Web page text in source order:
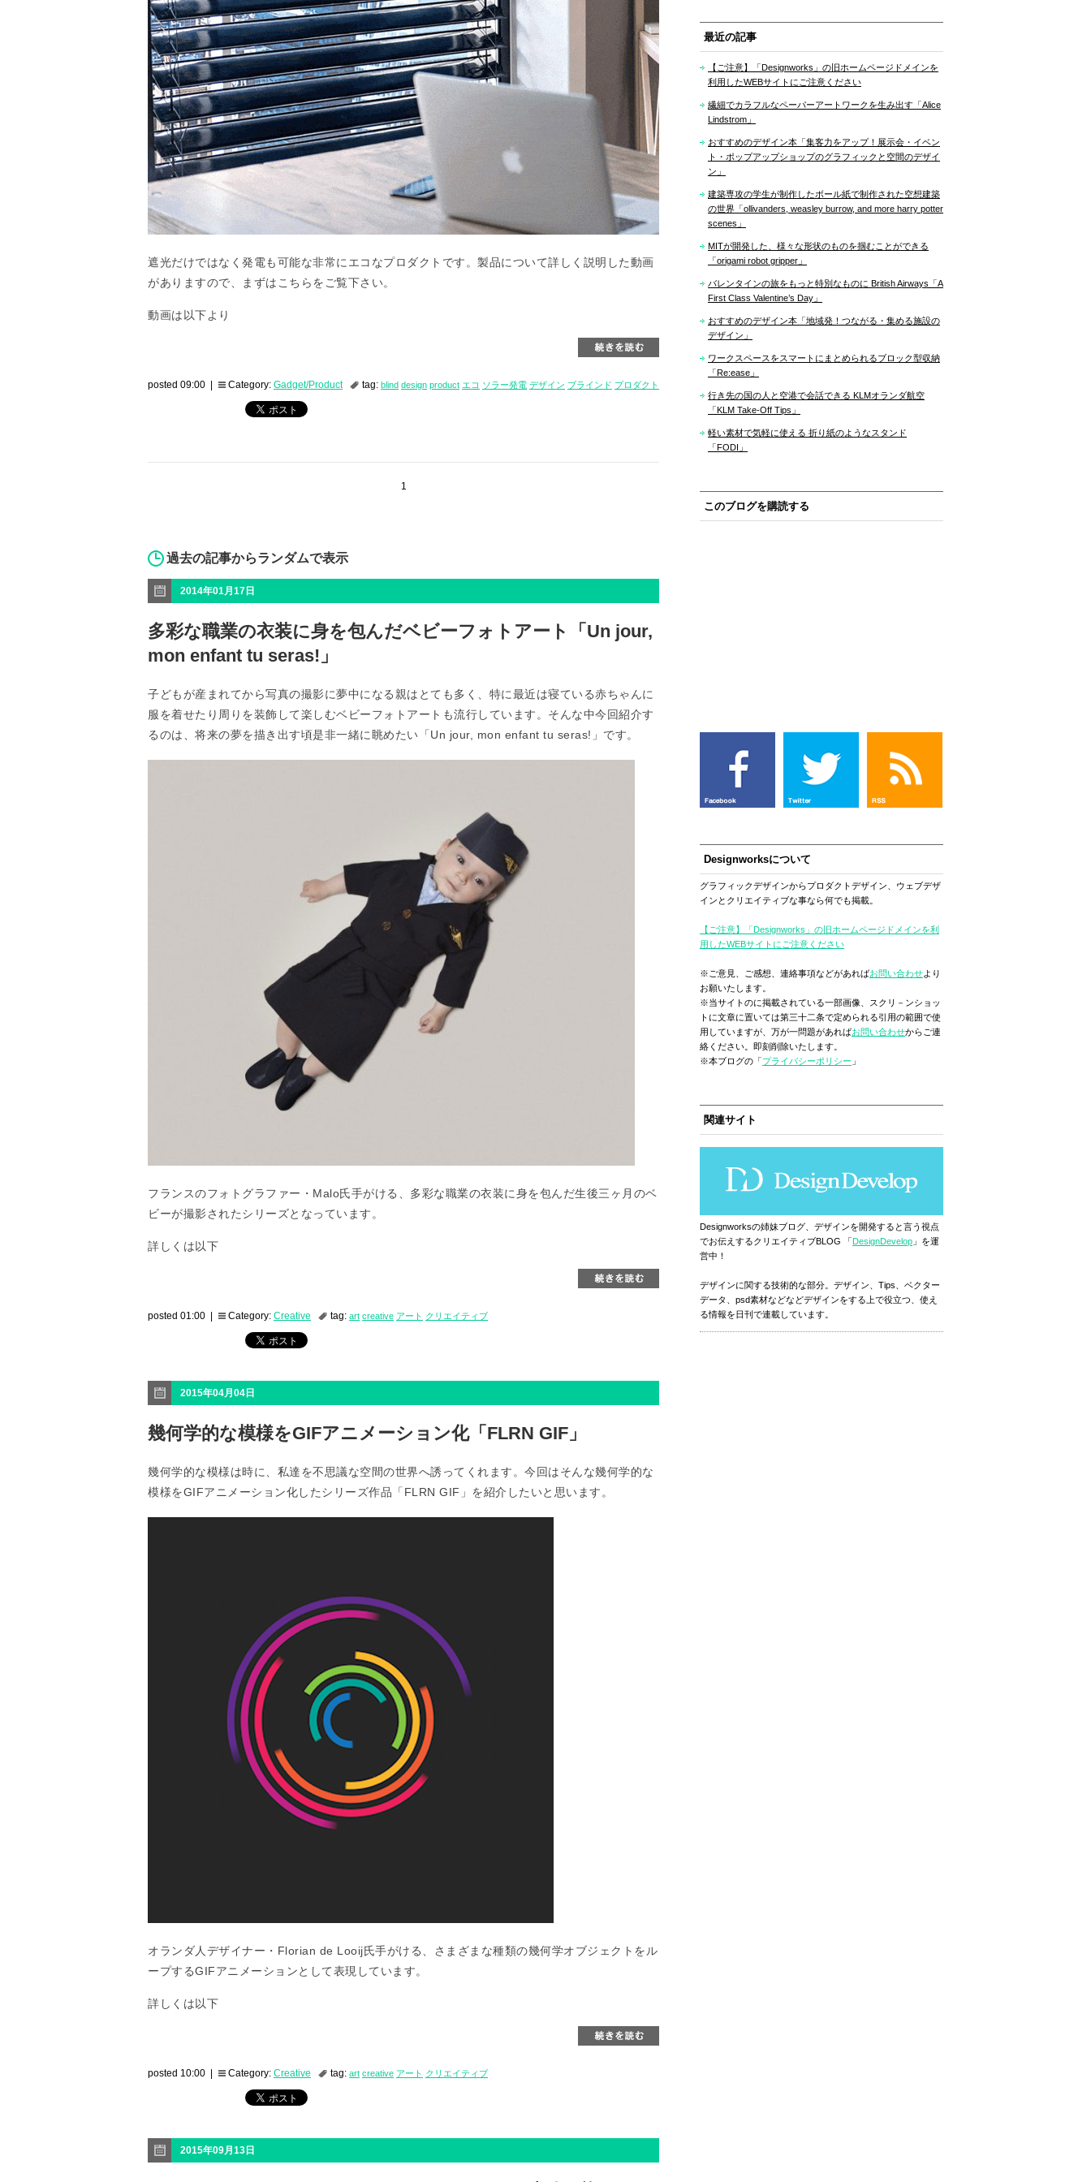
遮光だけではなく発電も可能な非常にエコなプロダクトです。製品について詳しく説明した動画
がありますので、まずはこちらをご覧下さい。
動画は以下より
posted 09:00 | Category: Gadget/Product tag: blind design product エコ ソラー発電 デザイン ブラインド プロダクト
1
過去の記事からランダムで表示
2014年01月17日
多彩な職業の衣装に身を包んだベビーフォトアート「Un jour,
mon enfant tu seras!」
子どもが産まれてから写真の撮影に夢中になる親はとても多く、特に最近は寝ている赤ちゃんに
服を着せたり周りを装飾して楽しむベビーフォトアートも流行しています。そんな中今回紹介す
るのは、将来の夢を描き出す頃是非一緒に眺めたい「Un jour, mon enfant tu seras!」です。
フランスのフォトグラファー・Malo氏手がける、多彩な職業の衣装に身を包んだ生後三ヶ月のベ
ビーが撮影されたシリーズとなっています。
詳しくは以下
posted 01:00 | Category: Creative tag: art creative アート クリエイティブ
2015年04月04日
幾何学的な模様をGIFアニメーション化「FLRN GIF」
幾何学的な模様は時に、私達を不思議な空間の世界へ誘ってくれます。今回はそんな幾何学的な
模様をGIFアニメーション化したシリーズ作品「FLRN GIF」を紹介したいと思います。
オランダ人デザイナー・Florian de Looij氏手がける、さまざまな種類の幾何学オブジェクトをル
ープするGIFアニメーションとして表現しています。
詳しくは以下
posted 10:00 | Category: Creative tag: art creative アート クリエイティブ
2015年09月13日
最近の記事
【ご注意】「Designworks」の旧ホームページドメインを
利用したWEBサイトにご注意ください
繊細でカラフルなペーパーアートワークを生み出す「Alice
Lindstrom」
おすすめのデザイン本「集客力をアップ！展示会・イベン
ト・ポップアップショップのグラフィックと空間のデザイ
ン」
建築専攻の学生が制作したボール紙で制作された空想建築
の世界「ollivanders, weasley burrow, and more harry potter
scenes」
MITが開発した、様々な形状のものを掴むことができる
「origami robot gripper」
バレンタインの旅をもっと特別なものに British Airways「A
First Class Valentine’s Day」
おすすめのデザイン本「地域発！つながる・集める施設の
デザイン」
ワークスペースをスマートにまとめられるブロック型収納
「Re:ease」
行き先の国の人と空港で会話できる KLMオランダ航空
「KLM Take-Off Tips」
軽い素材で気軽に使える 折り紙のようなスタンド
「FODI」
このブログを購読する
Designworksについて
グラフィックデザインからプロダクトデザイン、ウェブデザ
インとクリエイティブな事なら何でも掲載。
【ご注意】「Designworks」の旧ホームページドメインを利
用したWEBサイトにご注意ください
※ご意見、ご感想、連絡事項などがあればお問い合わせより
お願いたします。
※当サイトのに掲載されている一部画像、スクリ－ンショッ
トに文章に置いては第三十二条で定められる引用の範囲で使
用していますが、万が一問題があればお問い合わせからご連
絡ください。即刻削除いたします。
※本ブログの「プライバシーポリシー 」
関連サイト
Designworksの姉妹ブログ、デザインを開発すると言う視点
でお伝えするクリエイティブBLOG 「DesignDevelop 」を運
営中！
デザインに関する技術的な部分。デザイン、Tips、ベクター
データ、psd素材などなどデザインをする上で役立つ、使え
る情報を日刊で連載しています。